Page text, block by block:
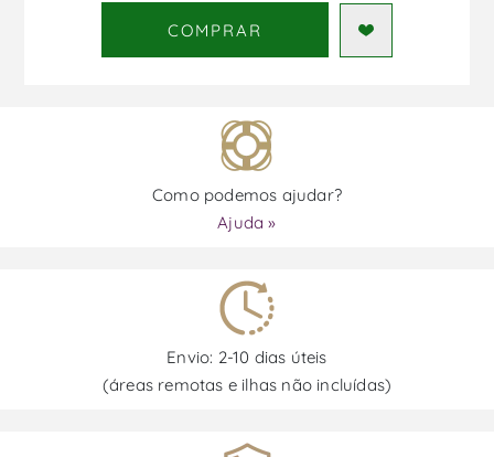
COMPRAR
Como podemos ajudar?
Ajuda »
Envio: 2-10 dias úteis
(áreas remotas e ilhas não incluídas)